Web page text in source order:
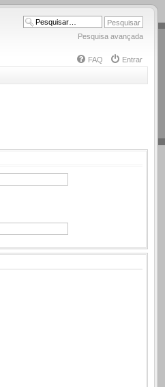
Pesquisa avançada
FAQ
Entrar